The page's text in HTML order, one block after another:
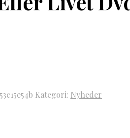
Kategori: Nyheder